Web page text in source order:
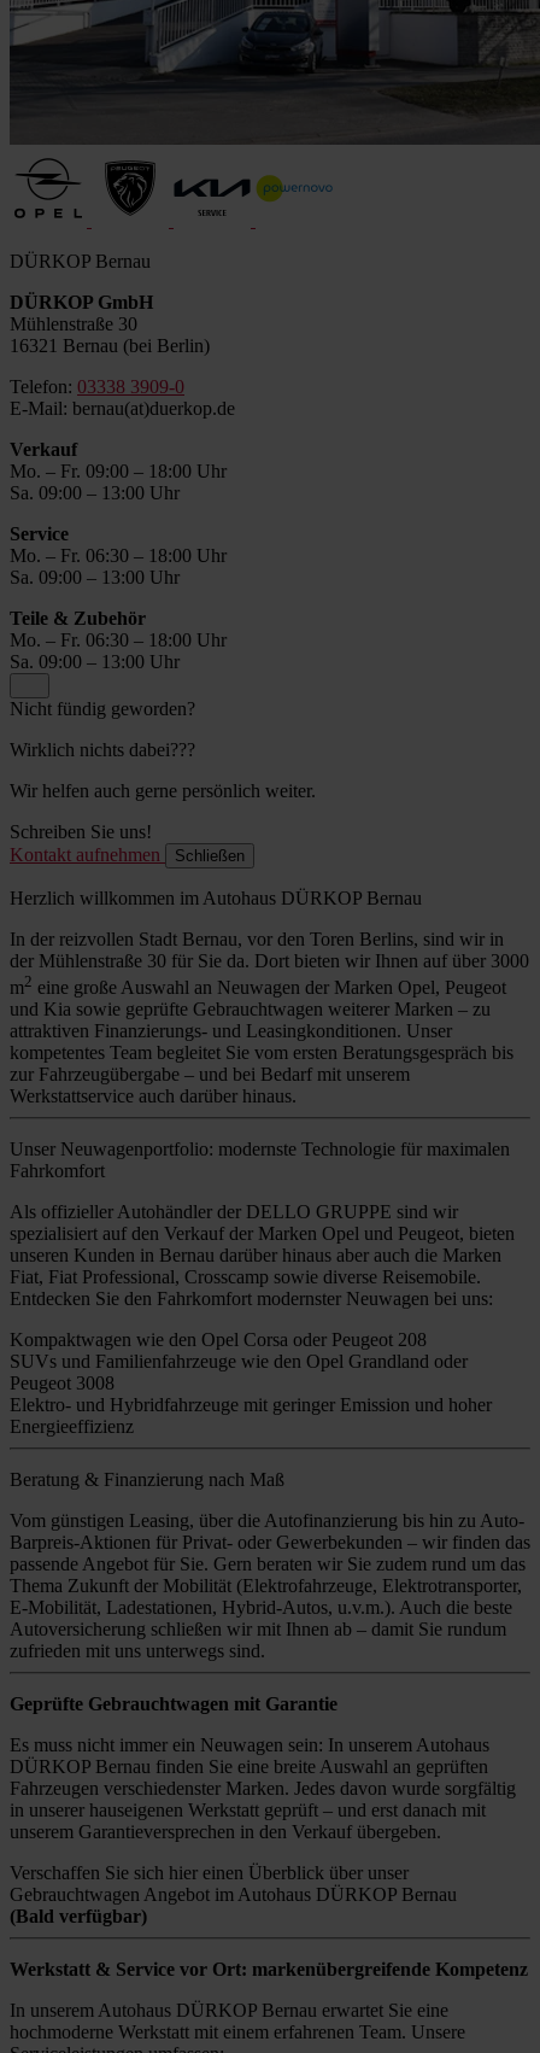
DÜRKOP Bernau
DÜRKOP GmbH
Mühlenstraße 30
16321 Bernau (bei Berlin)
Telefon: 03338 3909-0
E-Mail: bernau(at)duerkop.de
Verkauf
Mo. – Fr. 09:00 – 18:00 Uhr
Sa. 09:00 – 13:00 Uhr
Service
Mo. – Fr. 06:30 – 18:00 Uhr
Sa. 09:00 – 13:00 Uhr
Teile & Zubehör
Mo. – Fr. 06:30 – 18:00 Uhr
Sa. 09:00 – 13:00 Uhr
Nicht fündig geworden?
Wirklich nichts dabei???
Wir helfen auch gerne persönlich weiter.
Schreiben Sie uns!
Kontakt aufnehmen
Schließen
Herzlich willkommen im Autohaus DÜRKOP Bernau
In der reizvollen Stadt Bernau, vor den Toren Berlins, sind wir in
der Mühlenstraße 30 für Sie da. Dort bieten wir Ihnen auf über 3000
m2 eine große Auswahl an Neuwagen der Marken Opel, Peugeot
und Kia sowie geprüfte Gebrauchtwagen weiterer Marken – zu
attraktiven Finanzierungs- und Leasingkonditionen. Unser
kompetentes Team begleitet Sie vom ersten Beratungsgespräch bis
zur Fahrzeugübergabe – und bei Bedarf mit unserem
Werkstattservice auch darüber hinaus.
Unser Neuwagenportfolio: modernste Technologie für maximalen
Fahrkomfort
Als offizieller Autohändler der DELLO GRUPPE sind wir
spezialisiert auf den Verkauf der Marken Opel und Peugeot, bieten
unseren Kunden in Bernau darüber hinaus aber auch die Marken
Fiat, Fiat Professional, Crosscamp sowie diverse Reisemobile.
Entdecken Sie den Fahrkomfort modernster Neuwagen bei uns:
Kompaktwagen wie den Opel Corsa oder Peugeot 208
SUVs und Familienfahrzeuge wie den Opel Grandland oder
Peugeot 3008
Elektro- und Hybridfahrzeuge mit geringer Emission und hoher
Energieeffizienz
Beratung & Finanzierung nach Maß
Vom günstigen Leasing, über die Autofinanzierung bis hin zu Auto-
Barpreis-Aktionen für Privat- oder Gewerbekunden – wir finden das
passende Angebot für Sie. Gern beraten wir Sie zudem rund um das
Thema Zukunft der Mobilität (Elektrofahrzeuge, Elektrotransporter,
E-Mobilität, Ladestationen, Hybrid-Autos, u.v.m.). Auch die beste
Autoversicherung schließen wir mit Ihnen ab – damit Sie rundum
zufrieden mit uns unterwegs sind.
Geprüfte Gebrauchtwagen mit Garantie
Es muss nicht immer ein Neuwagen sein: In unserem Autohaus
DÜRKOP Bernau finden Sie eine breite Auswahl an geprüften
Fahrzeugen verschiedenster Marken. Jedes davon wurde sorgfältig
in unserer hauseigenen Werkstatt geprüft – und erst danach mit
unserem Garantieversprechen in den Verkauf übergeben.
Verschaffen Sie sich hier einen Überblick über unser
Gebrauchtwagen Angebot im Autohaus DÜRKOP Bernau
(Bald verfügbar)
Werkstatt & Service vor Ort: markenübergreifende Kompetenz
In unserem Autohaus DÜRKOP Bernau erwartet Sie eine
hochmoderne Werkstatt mit einem erfahrenen Team. Unsere